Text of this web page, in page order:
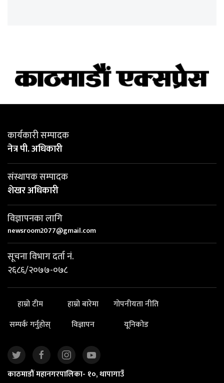
कार्यकारी सम्पादक
नेत्र पी. अधिकारी
संस्थापक सम्पादक
शेखर अधिकारी
विज्ञापनका लागि
newsroom2077@gmail.com
सूचना विभाग दर्ता नं.
२६८६/२०७७-०७८
हाम्रो टीम हाम्रो बारेमा
गोपनीयता नीति
सम्पर्क गर्नुहोस्
विज्ञापन यूनिकोड
काठमाडौं महानगरपालिका- १०, थापागाउँ